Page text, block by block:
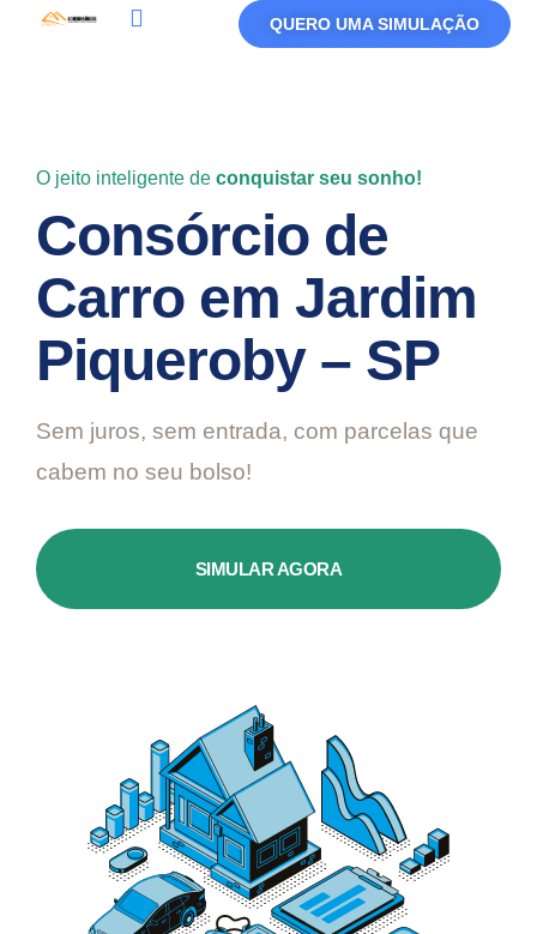
QUERO UMA SIMULAÇÃO
O jeito inteligente de conquistar seu sonho!
Consórcio de
Carro em Jardim
Piqueroby – SP
Sem juros, sem entrada, com parcelas que
cabem no seu bolso!
SIMULAR AGORA